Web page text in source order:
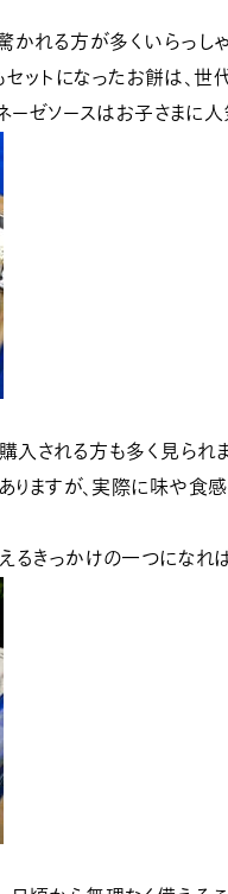
かれる方が多くいらっし
ットになったお餅は、世
ゼソースはお子さまに人
入される方も多く見られ
りますが、実際に味や食
きっかけの一つになれ